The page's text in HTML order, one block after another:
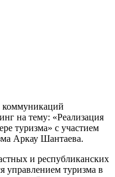
коммуникаций
на тему: «Реализация
туризма» с участием
Аркау Шантаева.
и республиканских
управлением туризма в